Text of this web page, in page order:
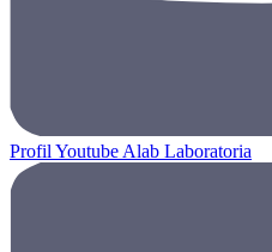
Profil Youtube Alab Laboratoria